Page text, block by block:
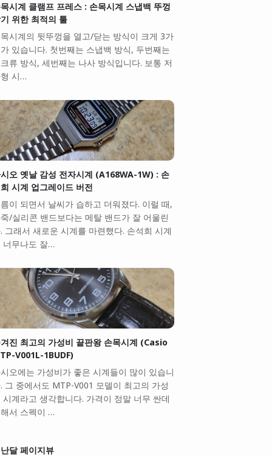
시계 클램프 프레스 : 손목시계 스냅백 뚜껑
위한 최적의 툴
시계의 뒷뚜껑을 열고/닫는 방식이 크게 3가
있습니다. 첫번째는 스냅백 방식, 두번째는
류 방식, 세번째는 나사 방식입니다. 보통 저
시…
오 옛날 감성 전자시계 (A168WA-1W) : 손
시계 업그레이드 버전
이 되면서 날씨가 습하고 더워졌다. 이럴 때,
/실리콘 밴드보다는 메탈 밴드가 잘 어울린
그래서 새로운 시계를 마련했다. 손석희 시계
너무나도 잘…
진 최고의 가성비 끝판왕 손목시계 (Casio
V001L-1BUDF)
오에는 가성비가 좋은 시계들이 많이 있습니
그 중에서도 MTP-V001 모델이 최고의 가성
시계라고 생각합니다. 가격이 정말 너무 싼데
서 스펙이 …
달 페이지뷰